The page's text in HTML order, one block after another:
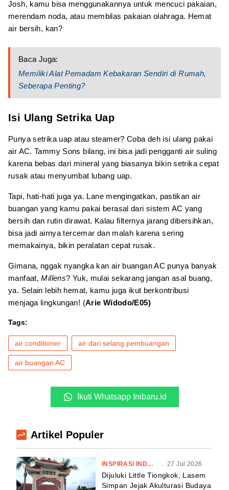
Josh, kamu bisa menggunakannya untuk mencuci pakaian,
merendam noda, atau membilas pakaian olahraga. Hemat
air bersih, kan?
Baca Juga:
Memiliki Alat Pemadam Kebakaran Sendiri di Rumah,
Seberapa Penting?
Isi Ulang Setrika Uap
Punya setrika uap atau steamer? Coba deh isi ulang pakai
air AC. Tammy Sons bilang, ini bisa jadi pengganti air suling
karena bebas dari mineral yang biasanya bikin setrika cepat
rusak atau menyumbat lubang uap.
Tapi, hati-hati juga ya. Lane mengingatkan, pastikan air
buangan yang kamu pakai berasal dari sistem AC yang
bersih dan rutin dirawat. Kalau filternya jarang dibersihkan,
bisa jadi airnya tercemar dan malah karena sering
memakainya, bikin peralatan cepat rusak.
Gimana, nggak nyangka kan air buangan AC punya banyak
manfaat,Millens? Yuk, mulai sekarang jangan asal buang,
ya. Selain lebih hemat, kamu juga ikut berkontribusi
menjaga lingkungan! (Arie Widodo/E05)
Tags:
air conditioner air dari selang pembuangan
air buangan AC
Ikuti Whatsapp Inibaru.id
Artikel Populer
INSPIRASI INDONESIA . 27 Jul 2026
Dijuluki Little Tiongkok, Lasem
Simpan Jejak Akulturasi Budaya